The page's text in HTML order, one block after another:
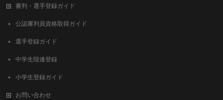
審判・選手登録ガイド
公認審判員資格取得ガイド
選手登録ガイド
中学生陸連登録
小学生登録ガイド
お問い合わせ